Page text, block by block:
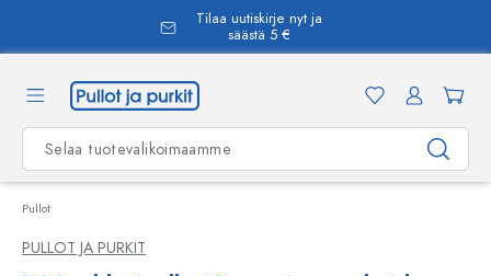
Tilaa uutiskirje nyt ja
säästä 5 €
Pullot
PULLOT JA PURKIT